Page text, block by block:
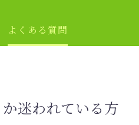
よくある質問
迷われている方